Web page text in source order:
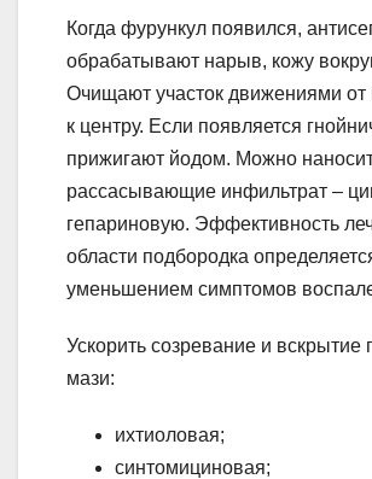
Когда фурункул появился,
обрабатывают нарыв, кожу
Очищают участок движениями
к центру. Если появляется
прижигают йодом. Можно
рассасывающие инфильтрат –
гепариновую. Эффективность
области подбородка
уменьшением симптомов
Ускорить созревание и вскрытие
мази:
ихтиоловая;
синтомициновая;